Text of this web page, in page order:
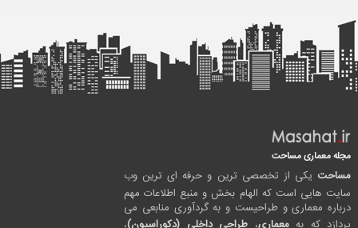
مجله معماری مساحت
مساحت یکی از تخصصی ترین و حرفه ای ترین وب
سایت هایی است که الهام بخش و منبع اطلاعات مهم
درباره معماری و طراحیست و به گردآوری منابعی می
پردازد که بهمعماری، طراحی داخلی (دکوراسیون)،